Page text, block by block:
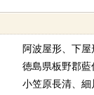
阿波屋形、下
小笠原長清、細